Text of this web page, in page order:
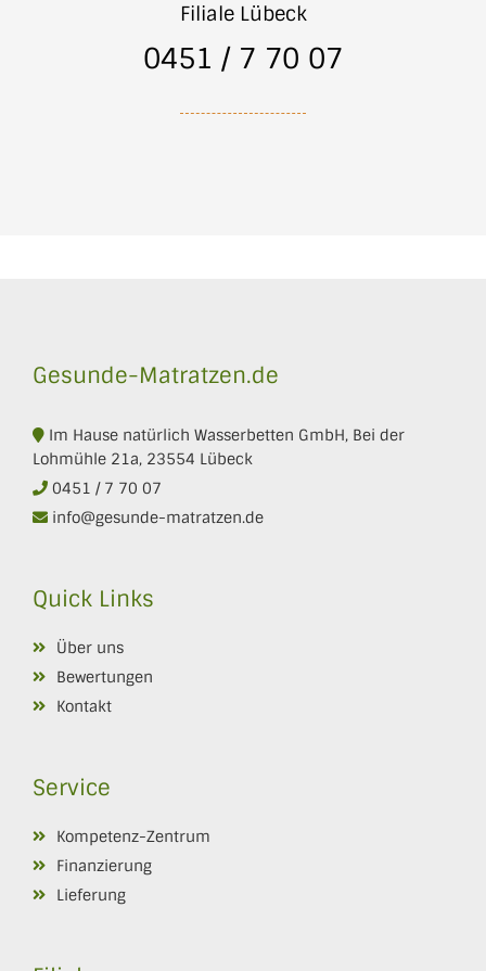
Filiale Lübeck
0451 / 7 70 07
Gesunde-Matratzen.de
Im Hause natürlich Wasserbetten GmbH, Bei der
Lohmühle 21a, 23554 Lübeck
0451 / 7 70 07
info@gesunde-matratzen.de
Quick Links
Über uns
Bewertungen
Kontakt
Service
Kompetenz-Zentrum
Finanzierung
Lieferung